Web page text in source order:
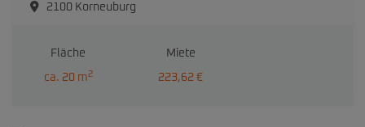
2100 Korneuburg
Fläche
ca. 20 m2
Miete
223,62 €